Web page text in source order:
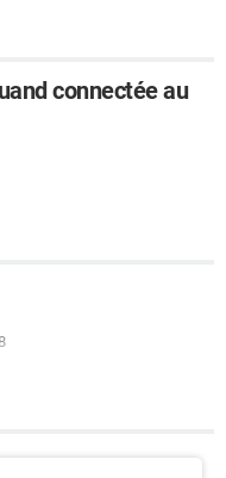
connectée au